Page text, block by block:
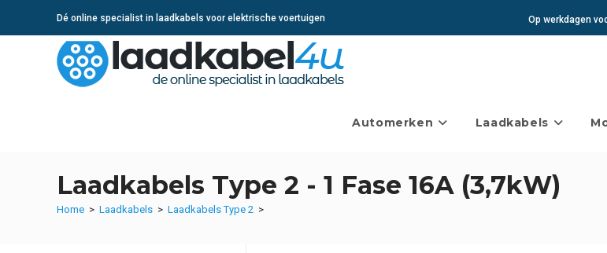
Dé online specialist in laadkabels voor elektrische voertuigen Op werkdagen
Automerken Laadkabels
Laadkabels Type 2 - 1 Fase 16A (3,7kW)
Home > Laadkabels > Laadkabels Type 2 >